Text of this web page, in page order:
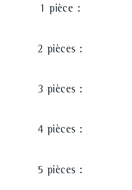
1 pièce :
2 pièces :
3 pièces :
4 pièces :
5 pièces :